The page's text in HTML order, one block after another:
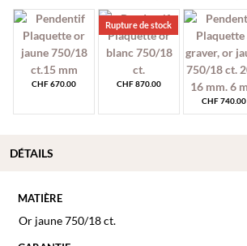
CHF670.00
Rupture de stock
CHF870.00
CHF740.00
MATIÈRE
Or jaune 750/18 ct.
DÉTAILS